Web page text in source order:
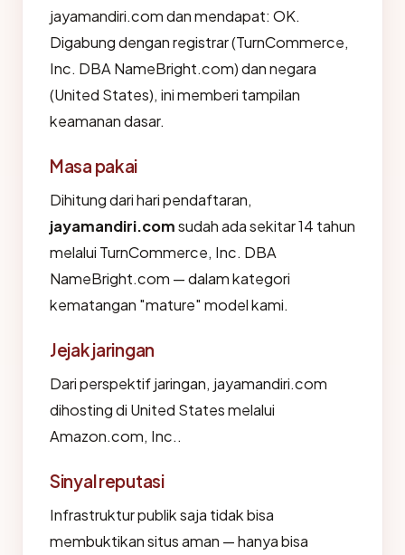
jayamandiri.com dan mendapat: OK.
Digabung dengan registrar (TurnCommerce,
Inc. DBA NameBright.com) dan negara
(United States), ini memberi tampilan
keamanan dasar.
Masa pakai
Dihitung dari hari pendaftaran,
jayamandiri.comsudah ada sekitar 14 tahun
melalui TurnCommerce, Inc. DBA
NameBright.com — dalam kategori
kematangan "mature" model kami.
Jejak jaringan
Dari perspektif jaringan, jayamandiri.com
dihosting di United States melalui
Amazon.com, Inc..
Sinyal reputasi
Infrastruktur publik saja tidak bisa
membuktikan situs aman — hanya bisa